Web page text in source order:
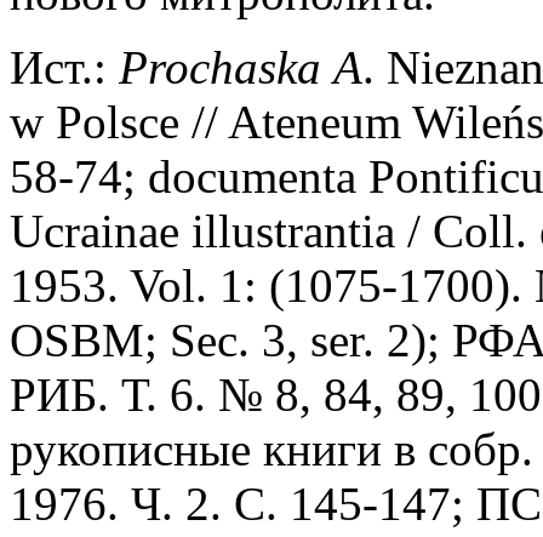
Ист.: Prochaska A.
w Polsce // Ateneum
58-74; documenta
Ucrainae illustrantia /
1953. Vol. 1: (1075-
OSBM; Sec. 3, ser. 2);
РИБ. Т. 6. № 8, 84, 89,
рукописные книги в
1976. Ч. 2. С. 145-147;